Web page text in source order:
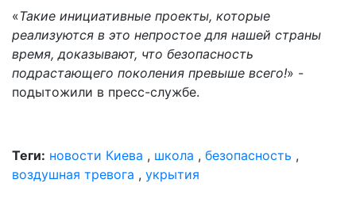
«Такие инициативные проекты, которые
реализуются в это непростое для нашей страны
время, доказывают, что безопасность
подрастающего поколения превыше всего!» -
подытожили в пресс-службе.
Теги: новости Киева , школа , безопасность ,
воздушная тревога , укрытия